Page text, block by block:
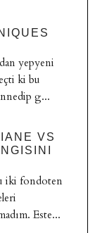
yepyeni
ki bu
g...
VS
iki fondoten
Este...